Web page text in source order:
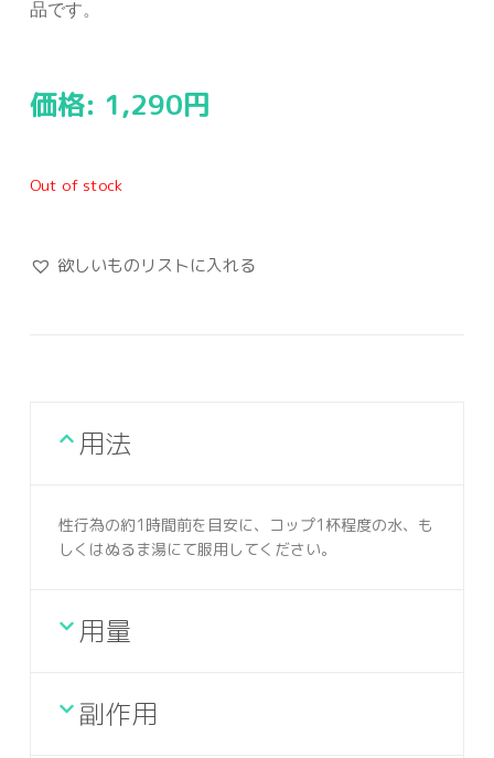
品です。
価格: 1,290円
Out of stock
欲しいものリストに入れる
用法
性行為の約1時間前を目安に、コップ1杯程度の水、も
しくはぬるま湯にて服用してください。
用量
副作用